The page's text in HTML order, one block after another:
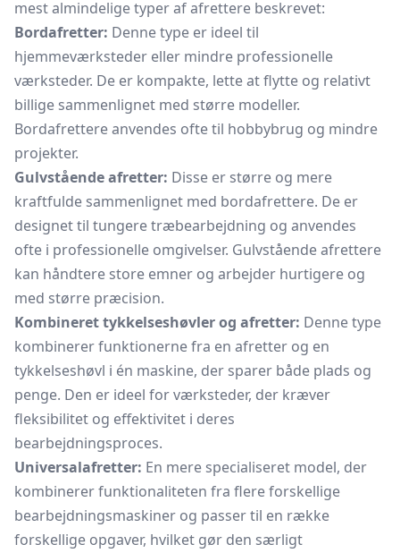
mest almindelige typer af afrettere beskrevet:
Bordafretter: Denne type er ideel til
hjemmeværksteder eller mindre professionelle
værksteder. De er kompakte, lette at flytte og relativt
billige sammenlignet med større modeller.
Bordafrettere anvendes ofte til hobbybrug og mindre
projekter.
Gulvstående afretter: Disse er større og mere
kraftfulde sammenlignet med bordafrettere. De er
designet til tungere træbearbejdning og anvendes
ofte i professionelle omgivelser. Gulvstående afrettere
kan håndtere store emner og arbejder hurtigere og
med større præcision.
Kombineret tykkelseshøvler og afretter: Denne type
kombinerer funktionerne fra en afretter og en
tykkelseshøvl i én maskine, der sparer både plads og
penge. Den er ideel for værksteder, der kræver
fleksibilitet og effektivitet i deres
bearbejdningsproces.
Universalafretter: En mere specialiseret model, der
kombinerer funktionaliteten fra flere forskellige
bearbejdningsmaskiner og passer til en række
forskellige opgaver, hvilket gør den særligt